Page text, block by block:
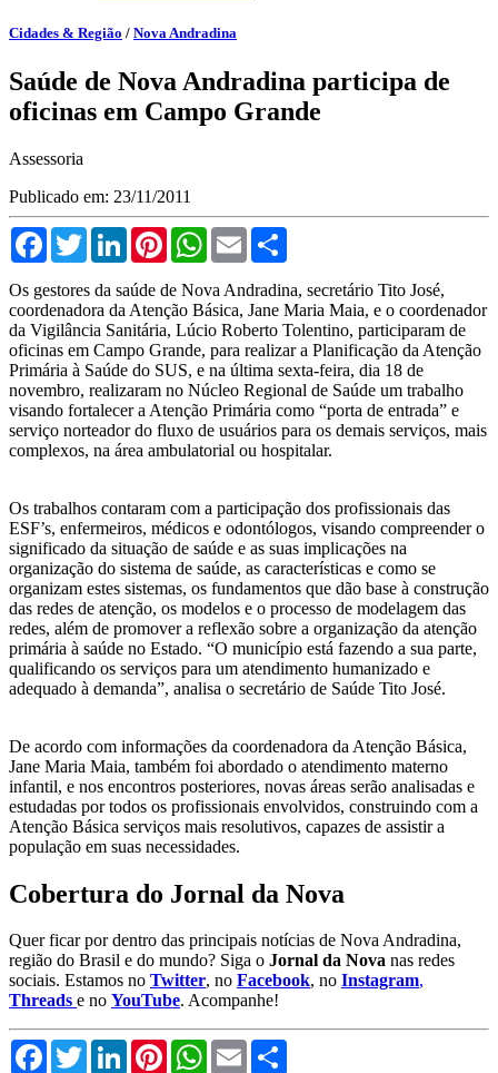
Cidades & Região / Nova Andradina
Saúde de Nova Andradina participa de
oficinas em Campo Grande
Assessoria
Publicado em: 23/11/2011
FacebookTwitterLinkedInPinterestWhatsApp
Email
Os gestores da saúde de Nova Andradina, secretário Tito José,
coordenadora da Atenção Básica, Jane Maria Maia, e o coordenador
da Vigilância Sanitária, Lúcio Roberto Tolentino, participaram de
oficinas em Campo Grande, para realizar a Planificação da Atenção
Primária à Saúde do SUS, e na última sexta-feira, dia 18 de
novembro, realizaram no Núcleo Regional de Saúde um trabalho
visando fortalecer a Atenção Primária como “porta de entrada” e
serviço norteador do fluxo de usuários para os demais serviços, mais
complexos, na área ambulatorial ou hospitalar.
Os trabalhos contaram com a participação dos profissionais das
ESF’s, enfermeiros, médicos e odontólogos, visando compreender o
significado da situação de saúde e as suas implicações na
organização do sistema de saúde, as características e como se
organizam estes sistemas, os fundamentos que dão base à construção
das redes de atenção, os modelos e o processo de modelagem das
redes, além de promover a reflexão sobre a organização da atenção
primária à saúde no Estado. “O município está fazendo a sua parte,
qualificando os serviços para um atendimento humanizado e
adequado à demanda”, analisa o secretário de Saúde Tito José.
De acordo com informações da coordenadora da Atenção Básica,
Jane Maria Maia, também foi abordado o atendimento materno
infantil, e nos encontros posteriores, novas áreas serão analisadas e
estudadas por todos os profissionais envolvidos, construindo com a
Atenção Básica serviços mais resolutivos, capazes de assistir a
população em suas necessidades.
Cobertura do Jornal da Nova
Quer ficar por dentro das principais notícias de Nova Andradina,
região do Brasil e do mundo? Siga o Jornal da Nova nas redes
sociais. Estamos no Twitter, no Facebook, no Instagram,
Threads e no YouTube. Acompanhe!
FacebookTwitterLinkedInPinterestWhatsApp
Email